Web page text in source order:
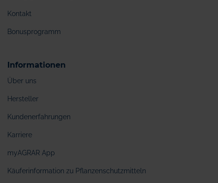
Kontakt
Bonusprogramm
Informationen
Über uns
Hersteller
Kundenerfahrungen
Karriere
myAGRAR App
Käuferinformation zu Pflanzenschutzmitteln